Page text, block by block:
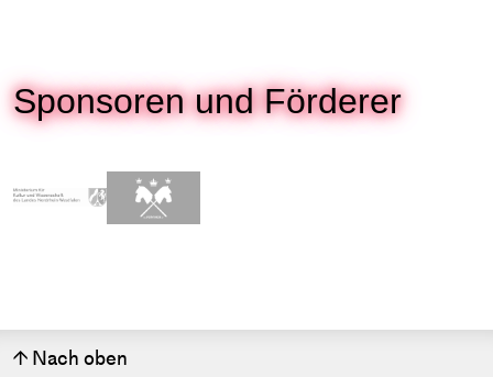
Sponsoren und Förderer
↑ Nach oben